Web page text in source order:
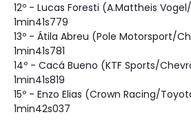
12º - Lucas Foresti (A.Mattheis
1min41s779
13º - Átila Abreu (Pole Motorsport/
1min41s781
14º - Cacá Bueno (KTF Sports/
1min41s819
15º - Enzo Elias (Crown Racing/
1min42s037